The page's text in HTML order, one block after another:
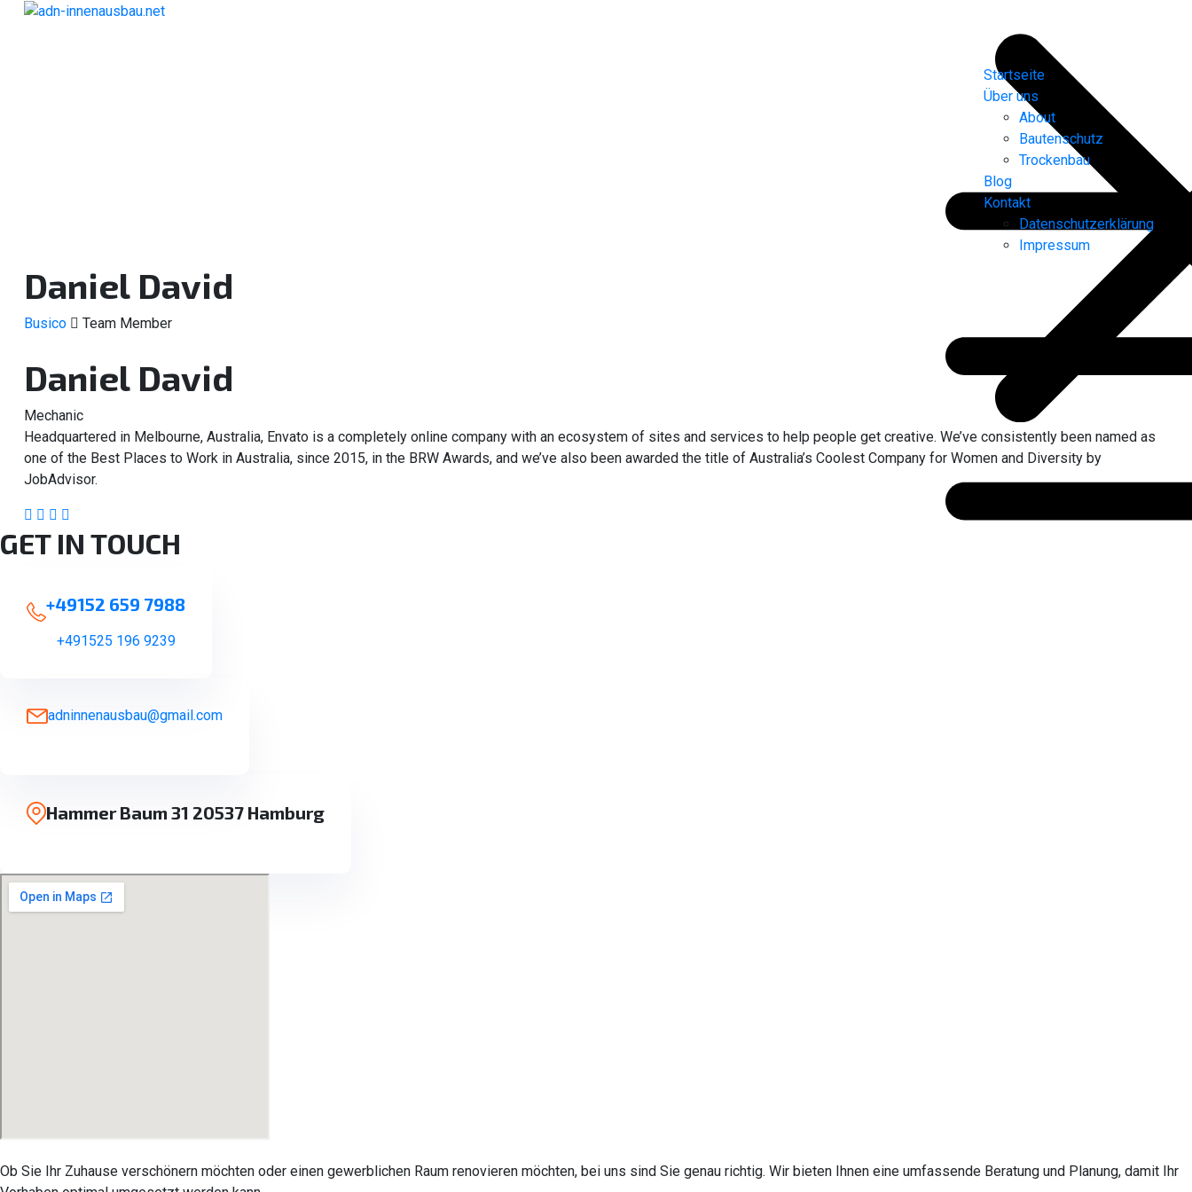
Skip
Startseite
Über uns
About
Bautenschutz
Trockenbau
Blog
Kontakt
Datenschutzerklärung
Impressum
Daniel David
Busico Team Member
Daniel David
Mechanic
Headquartered in Melbourne, Australia, Envato is a completely online company with an ecosystem of sites and services to help people get creative. We’ve consistently been named as
one of the Best Places to Work in Australia, since 2015, in the BRW Awards, and we’ve also been awarded the title of Australia’s Coolest Company for Women and Diversity by
JobAdvisor.
GET IN TOUCH
+49152 659 7988
+491525 196 9239
adninnenausbau@gmail.com
Hammer Baum 31 20537 Hamburg
Ob Sie Ihr Zuhause verschönern möchten oder einen gewerblichen Raum renovieren möchten, bei uns sind Sie genau richtig. Wir bieten Ihnen eine umfassende Beratung und Planung, damit Ihr